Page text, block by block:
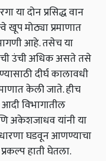
दोन प्रसिद्ध वान
मोठ्या प्रमाणात
आहे. तसेच या
उंची अधिक असते तसे
दीर्घ कालावधी
केली जाते. हीच
विभागातील
अकेशजाधव यांनी या
घडवून आणण्याचा
हाती घेतला.